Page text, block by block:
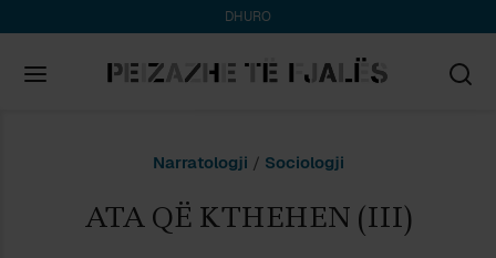
DHURO
Narratologji / Sociologji
ATA QË KTHEHEN (III)